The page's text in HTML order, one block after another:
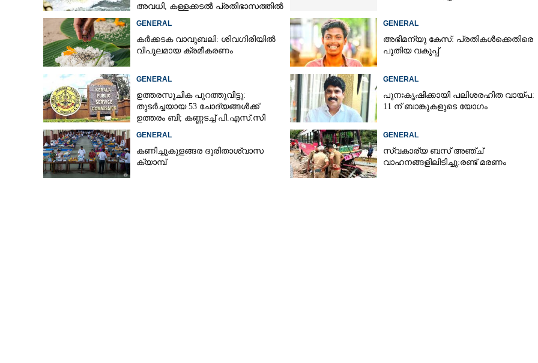
അവധി, കള്ളക്കടൽ പ്രതിഭാസത്തിൽ
GENERAL
കർക്കടക വാവുബലി: ശിവഗിരിയിൽ
വിപുലമായ ക്രമീകരണം
GENERAL
അഭിമന്യു കേസ്: പ്രതികൾക്കെതിരെ
പുതിയ വകുപ്പ്
GENERAL
ഉത്തരസൂചിക പുറത്തുവിട്ടു:
തുടർച്ചയായ 53 ചോദ്യങ്ങൾക്ക്
ഉത്തരം ബി; കണ്ണടച്ച് പി.എസ്.സി
GENERAL
പുനഃകൃഷിക്കായി പലിശരഹിത വായ്പ:
11 ന് ബാങ്കുകളുടെ യോഗം
GENERAL
കണിച്ചുകുളങ്ങര ദുരിതാശ്വാസ
ക്യാമ്പ്
GENERAL
സ്വകാര്യ ബസ് അഞ്ച്
വാഹനങ്ങളിലിടിച്ചു:രണ്ട് മരണം
ബോഡി ബിൽഡർമാരുടെ നിയമനം: വിജി.
അന്വേഷണത്തിൽ തീരുമാനമറിയിക്കണം